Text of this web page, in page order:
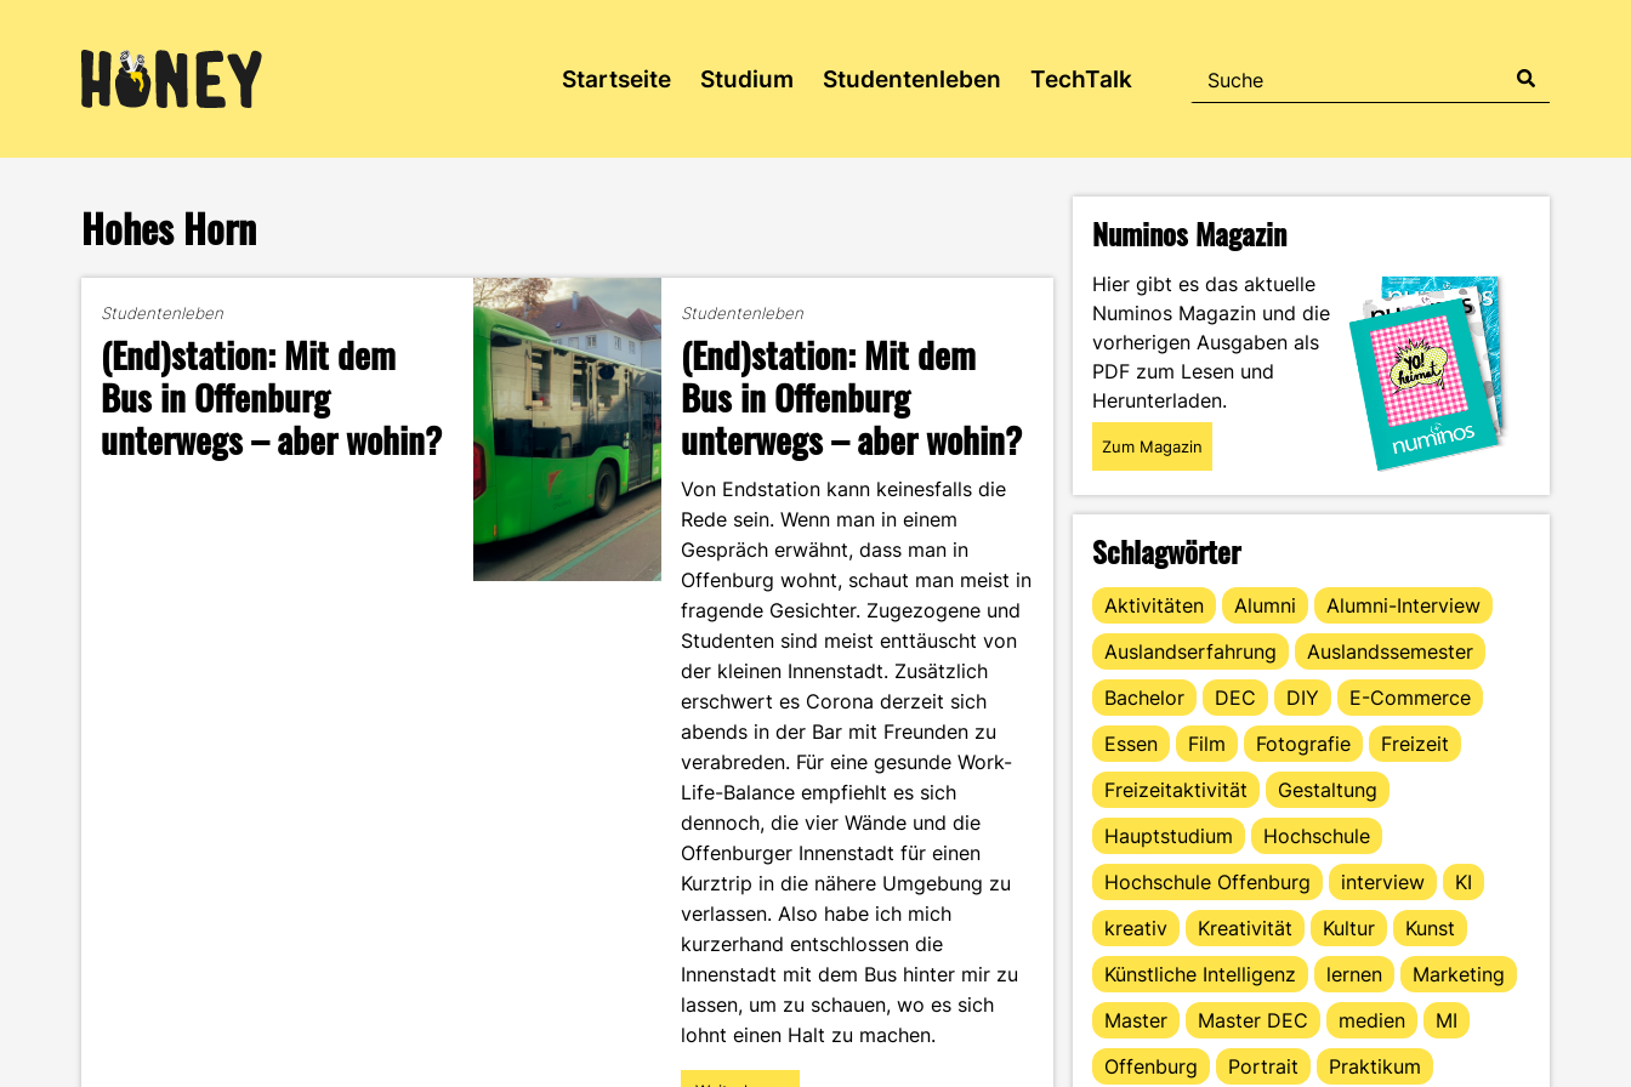
Startseite Studium Studentenleben TechTalk
Hohes Horn
Studentenleben
(End)station: Mit dem
Bus in Offenburg
unterwegs – aber wohin?
Studentenleben
(End)station: Mit dem
Bus in Offenburg
unterwegs – aber wohin?
Von Endstation kann keinesfalls die
Rede sein. Wenn man in einem
Gespräch erwähnt, dass man in
Offenburg wohnt, schaut man meist in
fragende Gesichter. Zugezogene und
Studenten sind meist enttäuscht von
der kleinen Innenstadt. Zusätzlich
erschwert es Corona derzeit sich
abends in der Bar mit Freunden zu
verabreden. Für eine gesunde Work-
Life-Balance empfiehlt es sich
dennoch, die vier Wände und die
Offenburger Innenstadt für einen
Kurztrip in die nähere Umgebung zu
verlassen. Also habe ich mich
kurzerhand entschlossen die
Innenstadt mit dem Bus hinter mir zu
lassen, um zu schauen, wo es sich
lohnt einen Halt zu machen.
Numinos Magazin
Hier gibt es das aktuelle
Numinos Magazin und die
vorherigen Ausgaben als
PDF zum Lesen und
Herunterladen.
Zum Magazin
Schlagwörter
Aktivitäten Alumni
Alumni-Interview
Auslandserfahrung
Auslandssemester
Bachelor
DEC DIY
E-Commerce
Essen
Film Fotografie
Freizeit
Freizeitaktivität
Gestaltung
Hauptstudium
Hochschule
Hochschule Offenburg
interview
KI
kreativ
Kreativität Kultur
Kunst
Künstliche Intelligenz
lernen
Marketing
Master
Master DEC medien
MI
Offenburg
Portrait
Praktikum